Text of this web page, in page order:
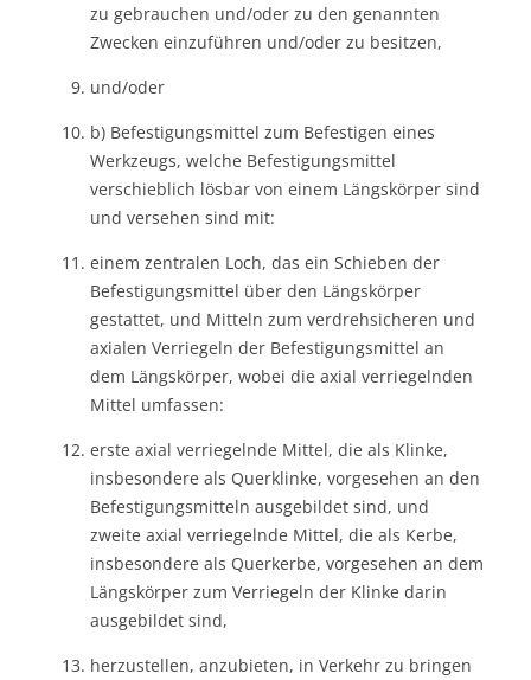
zu gebrauchen und/oder zu den genannten
Zwecken einzuführen und/oder zu besitzen,
und/oder
b) Befestigungsmittel zum Befestigen eines
Werkzeugs, welche Befestigungsmittel
verschieblich lösbar von einem Längskörper sind
und versehen sind mit:
einem zentralen Loch, das ein Schieben der
Befestigungsmittel über den Längskörper
gestattet, und Mitteln zum verdrehsicheren und
axialen Verriegeln der Befestigungsmittel an
dem Längskörper, wobei die axial verriegelnden
Mittel umfassen:
erste axial verriegelnde Mittel, die als Klinke,
insbesondere als Querklinke, vorgesehen an den
Befestigungsmitteln ausgebildet sind, und
zweite axial verriegelnde Mittel, die als Kerbe,
insbesondere als Querkerbe, vorgesehen an dem
Längskörper zum Verriegeln der Klinke darin
ausgebildet sind,
herzustellen, anzubieten, in Verkehr zu bringen